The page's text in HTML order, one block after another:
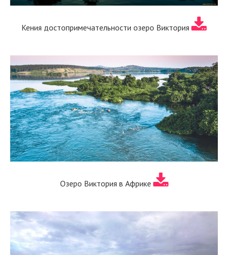
Кения достопримечательности озеро Виктория
Озеро Виктория в Африке